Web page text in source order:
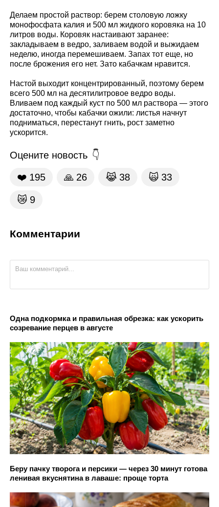
Делаем простой раствор: берем столовую ложку
монофосфата калия и 500 мл жидкого коровяка на 10
литров воды. Коровяк настаивают заранее:
закладываем в ведро, заливаем водой и выжидаем
неделю, иногда перемешиваем. Запах тот еще, но
после брожения его нет. Зато кабачкам нравится.
Настой выходит концентрированный, поэтому берем
всего 500 мл на десятилитровое ведро воды.
Вливаем под каждый куст по 500 мл раствора — этого
достаточно, чтобы кабачки ожили: листья начнут
подниматься, перестанут гнить, рост заметно
ускорится.
Оцените новость
❤️ 195 🙏 26 😹 38 🙀 33
😿 9
Комментарии
Одна подкормка и правильная обрезка: как ускорить
созревание перцев в августе
Беру пачку творога и персики — через 30 минут готова
ленивая вкуснятина в лаваше: проще торта